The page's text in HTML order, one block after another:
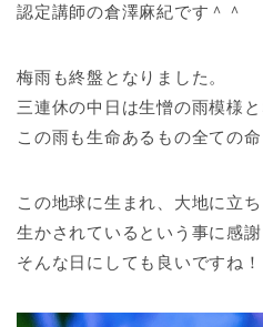
認定講師の倉澤麻紀です＾＾
梅雨も終盤となりました。
三連休の中日は生憎の雨模様と
この雨も生命あるもの全ての
この地球に生まれ、大地に立ち
生かされているという事に感謝
そんな日にしても良いですね！